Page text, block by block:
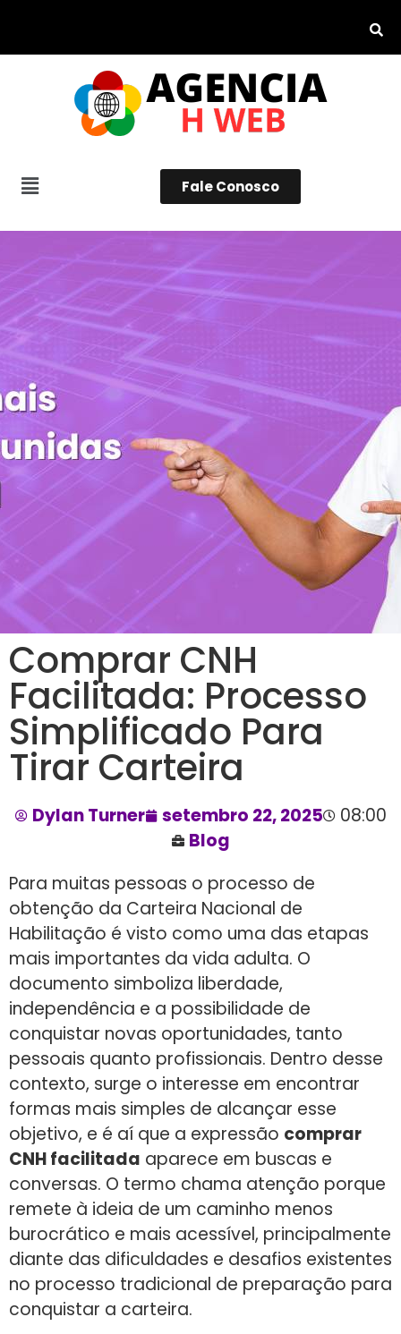
Fale Conosco
Comprar CNH
Facilitada: Processo
Simplificado Para
Tirar Carteira
Dylan Turner setembro 22, 2025
08:00
Blog
Para muitas pessoas o processo de
obtenção da Carteira Nacional de
Habilitação é visto como uma das etapas
mais importantes da vida adulta. O
documento simboliza liberdade,
independência e a possibilidade de
conquistar novas oportunidades, tanto
pessoais quanto profissionais. Dentro desse
contexto, surge o interesse em encontrar
formas mais simples de alcançar esse
objetivo, e é aí que a expressão comprar
CNH facilitada aparece em buscas e
conversas. O termo chama atenção porque
remete à ideia de um caminho menos
burocrático e mais acessível, principalmente
diante das dificuldades e desafios existentes
no processo tradicional de preparação para
conquistar a carteira.